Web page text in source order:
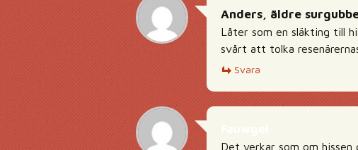
Anders, äldre
Låter som en släkting till
svårt att tolka
Svara
Det verkar som om hissen